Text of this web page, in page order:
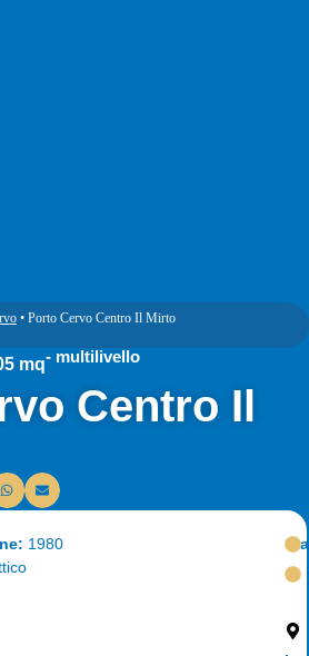
• Porto Cervo Centro Il Mirto
mq- multilivello
Centro Il
1980